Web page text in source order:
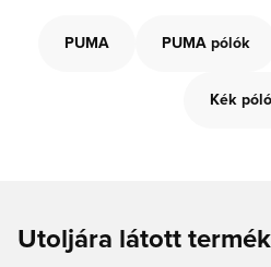
PUMA PUMA pólók
Kék
Utoljára látott